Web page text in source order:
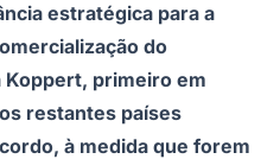
estratégica para a
do
Koppert, primeiro em
restantes países
à medida que forem